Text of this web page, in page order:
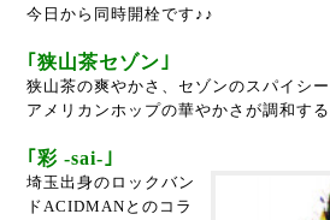
今日から同時開栓です♪♪
｢狭山茶セゾン｣
狭山茶の爽やかさ、セゾンのスパイシー
アメリカンホップの華やかさが調和す
｢彩 -sai-｣
埼玉出身のロックバン
ドACIDMANとのコラ